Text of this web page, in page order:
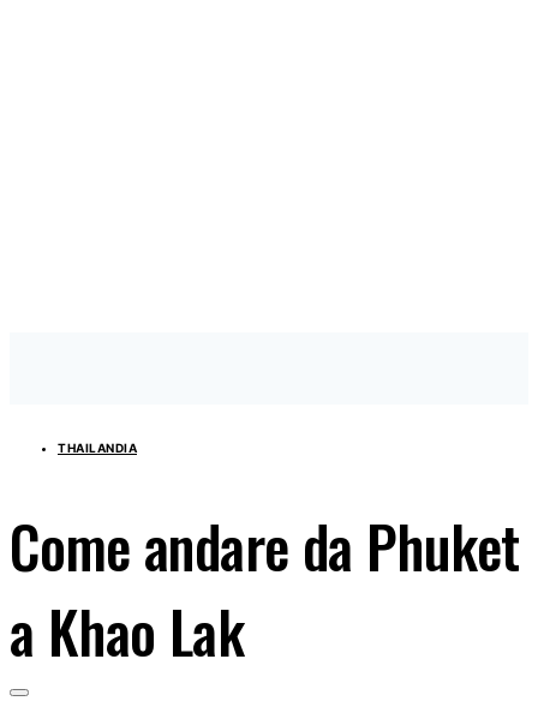
THAILANDIA
Come andare da Phuket
a Khao Lak